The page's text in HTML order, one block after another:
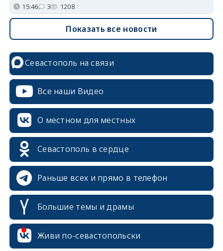
15:46 3 1208
Показать все новости
Севастополь на связи
Все наши Видео
О местном для местных
Севастополь в сердце
Раньше всех и прямо в телефон
Большие темы и драмы
Живи по-севастопольски